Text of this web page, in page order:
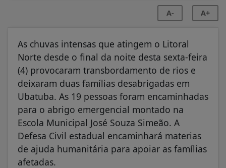
A- A+
As chuvas intensas que atingem o Litoral
Norte desde o final da noite desta sexta-feira
(4) provocaram transbordamento de rios e
deixaram duas famílias desabrigadas em
Ubatuba. As 19 pessoas foram encaminhadas
para o abrigo emergencial montado na
Escola Municipal José Souza Simeão. A
Defesa Civil estadual encaminhará materias
de ajuda humanitária para apoiar as famílias
afetadas.